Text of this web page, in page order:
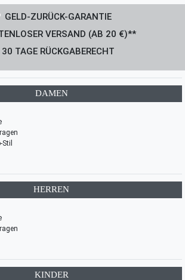
GELD-ZURÜCK-GARANTIE
VERSAND (AB 20 €)**
30 TAGE RÜCKGABERECHT
DAMEN
HERREN
KINDER